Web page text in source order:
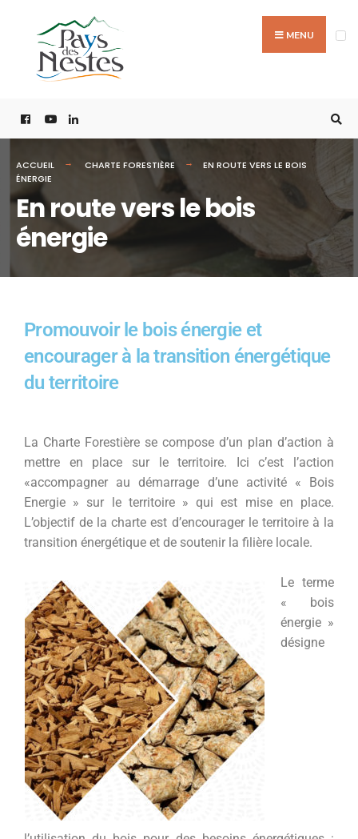
MENU
ACCUEIL CHARTE FORESTIÈRE
EN ROUTE VERS LE BOIS
ÉNERGIE
En route vers le bois
énergie
Promouvoir le bois énergie et
encourager à la transition énergétique
du territoire
La Charte Forestière se compose d’un plan d’action à
mettre en place sur le territoire. Ici c’est l’action
«accompagner au démarrage d’une activité « Bois
Energie » sur le territoire » qui est mise en place.
L’objectif de la charte est d’encourager le territoire à la
transition énergétique et de soutenir la filière locale.
Le terme
« bois
énergie »
désigne